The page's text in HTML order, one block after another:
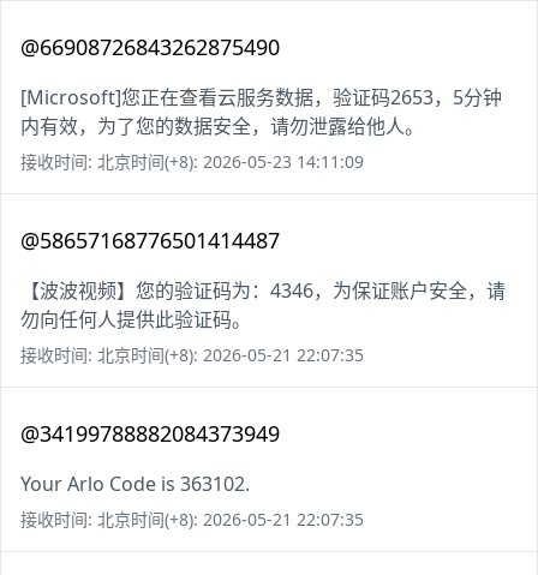
@66908726843262875490
[Microsoft]您正在查看云服务数据，验证码2653，5分钟
内有效，为了您的数据安全，请勿泄露给他人。
接收时间: 北京时间(+8): 2026-05-23 14:11:09
@58657168776501414487
【波波视频】您的验证码为：4346，为保证账户安全，请
勿向任何人提供此验证码。
接收时间: 北京时间(+8): 2026-05-21 22:07:35
@34199788882084373949
Your Arlo Code is 363102.
接收时间: 北京时间(+8): 2026-05-21 22:07:35